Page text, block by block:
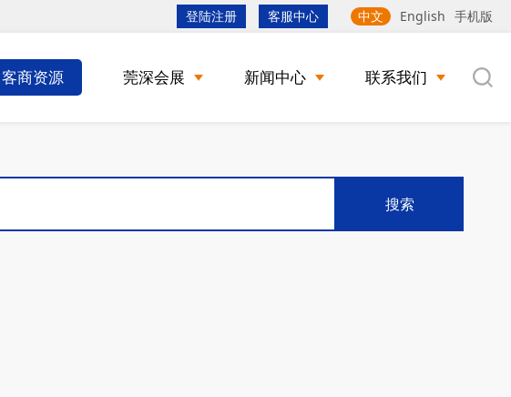
登陆注册 客服中心 中文 English 手机版
客商资源 莞深会展 新闻中心 联系我们
搜索